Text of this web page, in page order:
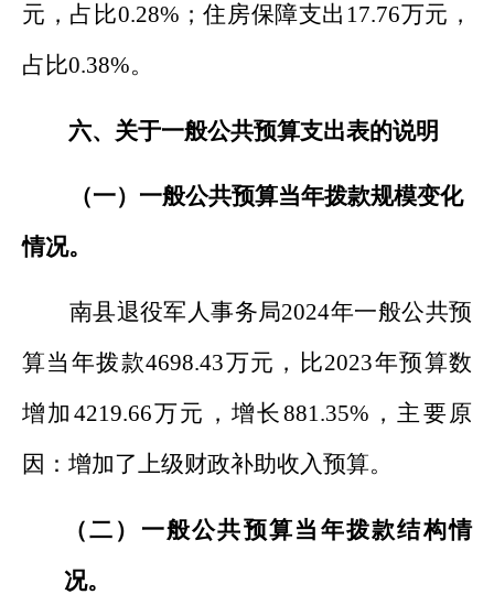
元，占比0.28% ；住房保障支出 17.76万元，
占比0.38%。
六、关于一般公共预算支出表的说明
（一）一般公共预算当年拨款规模变化
情况。
南县退役军人事务局2024年一般公共预
算当年拨款4698.43万元，比2023年预算数
增加 4219.66万元，增长881.35% ， 主要原
因： 增加了上级财政补助收入预算。
（二）一般公共预算当年拨款结构情
况。